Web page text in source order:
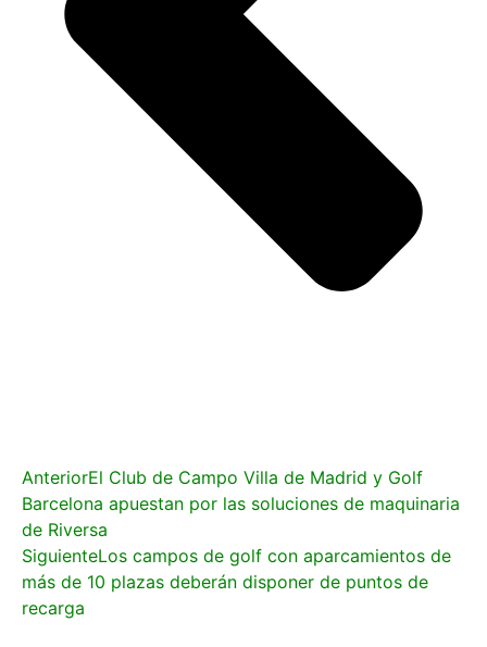
AnteriorEl Club de Campo Villa de Madrid y Golf
Barcelona apuestan por las soluciones de maquinaria
de Riversa
SiguienteLos campos de golf con aparcamientos de
más de 10 plazas deberán disponer de puntos de
recarga